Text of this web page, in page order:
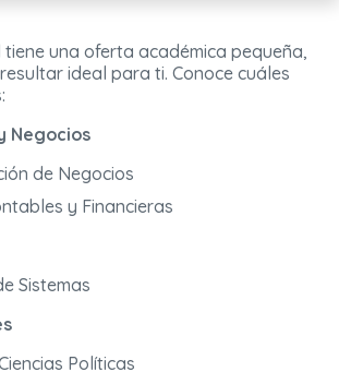
tiene una oferta académica pequeña,
ideal para ti. Conoce cuáles
Negocios
de Negocios
y Financieras
Sistemas
Políticas